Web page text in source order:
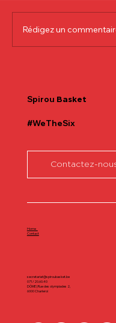
Rédigez un
Spirou Basket
#WeTheSix
Contactez-
secretariat@spiroubasket.be
071/20.60.40
DÔME | Rue des olympiades 2,
6000 Charleroi
Home
Contact